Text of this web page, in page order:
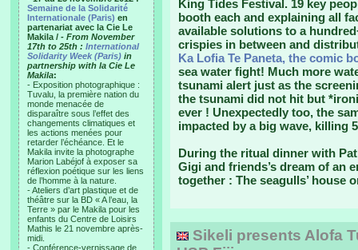
Semaine de la Solidarité
Internationale (Paris) en
partenariat avec la Cie Le
Makila / - From November
17th to 25th : International
Solidarity Week (Paris) in
partnership with la Cie Le
Makila:
- Exposition photographique :
Tuvalu, la première nation du
monde menacée de
disparaître sous l’effet des
changements climatiques et
les actions menées pour
retarder l’échéance. Et le
Makila invite la photographe
Marion Labéjof à exposer sa
réflexion poétique sur les liens
de l’homme à la nature.
- Ateliers d’art plastique et de
théâtre sur la BD « A l’eau, la
Terre » par le Makila pour les
enfants du Centre de Loisirs
Mathis le 21 novembre après-
midi.
- Conférence-vernissage de
King Tides Festival. 19 key
booth each and explaining all
available solutions to a
crispies in between and
Ka Lofia Te Paneta, the comic
sea water fight! Much more
tsunami alert just as the
the tsunami did not hit but
ever ! Unexpectedly too, the
impacted by a big wave, killing
During the ritual dinner with
Gigi and friends’s dream of an
together : The seagulls’ house
Sikeli presents Alofa